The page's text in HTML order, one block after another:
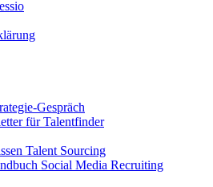
Gespräch
für Talentfinder
Talent Sourcing
Social Media Recruiting